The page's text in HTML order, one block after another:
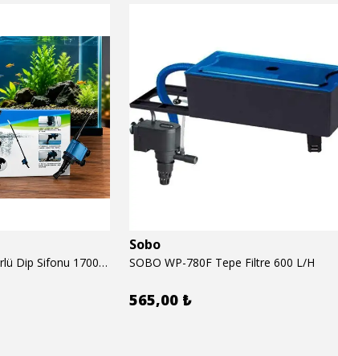
SOBO BO-028 Adaptörlü Dip Sifonu 1700 Lth 28 W
Sobo
SOBO WP-780F Tepe Filtre 600 L/H
565,00 ₺